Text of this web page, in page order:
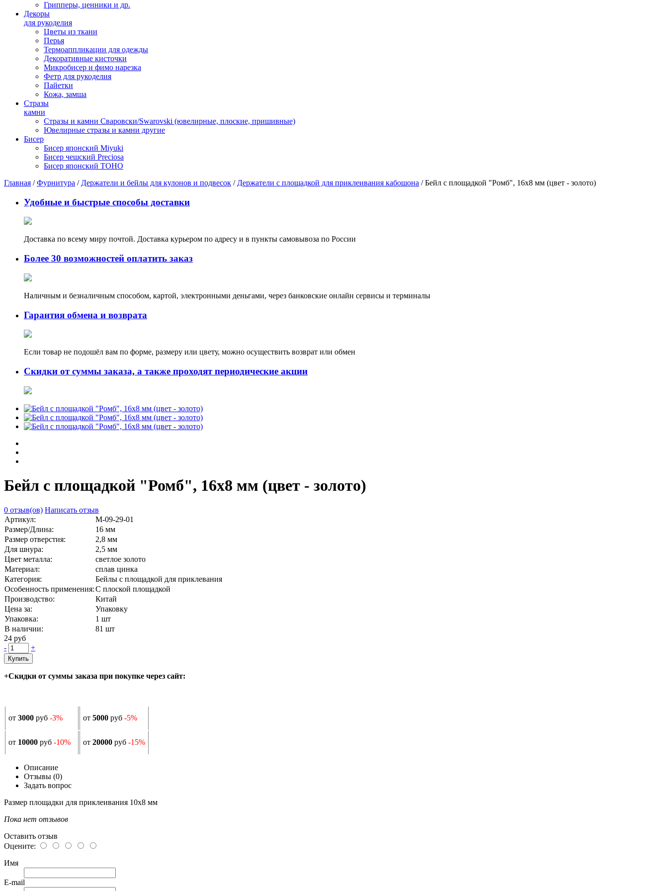
Грипперы, ценники и др.
Декоры
для рукоделия
Цветы из ткани
Перья
Термоаппликации для одежды
Декоративные кисточки
Микробисер и фимо нарезка
Фетр для рукоделия
Пайетки
Кожа, замша
Стразы
камни
Стразы и камни Сваровски/Swarovski (ювелирные, плоские, пришивные)
Ювелирные стразы и камни другие
Бисер
Бисер японский Miyuki
Бисер чешский Preciosa
Бисер японский TOHO
Главная /Фурнитура / Держатели и бейлы для кулонов и подвесок / Держатели с площадкой для приклеивания кабошона / Бейл с площадкой "Ромб", 16х8 мм (цвет - золото)
Удобные и быстрые способы доставки
Доставка по всему миру почтой. Доставка курьером по адресу и в пункты самовывоза по России
Более 30 возможностей оплатить заказ
Наличным и безналичным способом, картой, электронными деньгами, через банковские онлайн сервисы и терминалы
Гарантия обмена и возврата
Если товар не подошёл вам по форме, размеру или цвету, можно осуществить возврат или обмен
Скидки от суммы заказа, а также проходят периодические акции
Бейл с площадкой "Ромб", 16х8 мм (цвет - золото)
0 отзыв(ов) Написать отзыв
Артикул:
М-09-29-01
Размер/Длина:
16 мм
Размер отверстия:
2,8 мм
Для шнура:
2,5 мм
Цвет металла:
светлое золото
Материал:
сплав цинка
Категория:
Бейлы с площадкой для приклевания
Особенность применения:С плоской площадкой
Производство:
Китай
Цена за:
Упаковку
Упаковка:
1 шт
В наличии:
81 шт
24 руб
-
+
Купить
+Скидки от суммы заказа при покупке через сайт:
от 3000 руб -3% от 5000 руб -5%
от 10000 руб -10% от 20000 руб -15%
Описание
Отзывы (0)
Задать вопрос
Размер площадки для приклеивания 10х8 мм
Пока нет отзывов
Оставить отзыв
Оцените:
Имя
E-mail